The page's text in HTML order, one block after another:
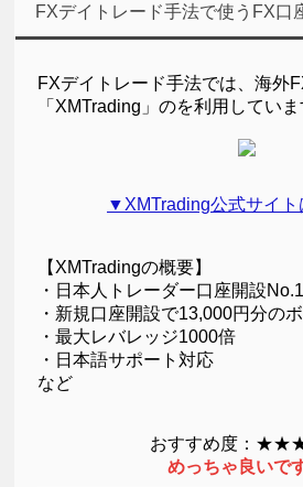
FXデイトレード手法で使うFX口
FXデイトレード手法では、海外
「XMTrading」のを利用していま
▼XMTrading公式サイ
【XMTradingの概要】
・日本人トレーダー口座開設
・新規口座開設で13,000円分の
・最大レバレッジ1000倍
・日本語サポート対応
など
おすすめ度：
めっちゃ良いで